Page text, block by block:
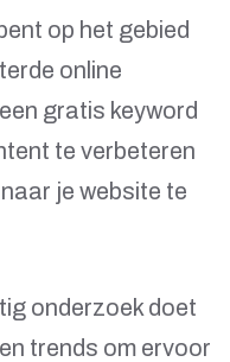
op het gebied
online
gratis keyword
te verbeteren
je website te
onderzoek doet
trends om ervoor